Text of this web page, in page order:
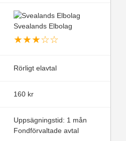
Svealands Elbolag
★★★☆☆
Rörligt elavtal
160 kr
Uppsägningstid: 1 mån
Fondförvaltade avtal